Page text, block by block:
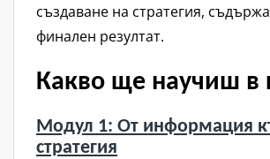
създаване на стратегия,
финален резултат.
Какво ще научиш в
Модул 1: От информация
стратегия